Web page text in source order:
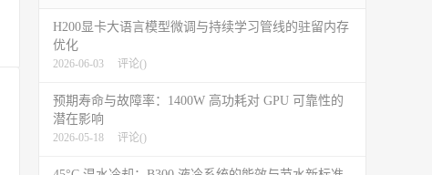
H200显卡大语言模型微调与持续学习管线的驻留内存
优化
2026-06-03 评论()
预期寿命与故障率：1400W 高功耗对 GPU 可靠性的
潜在影响
2026-05-18 评论()